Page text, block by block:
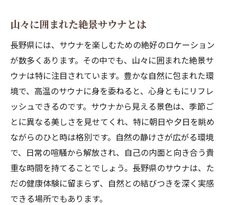
山々に囲まれた絶景サウナとは
長野県には、サウナを楽しむための絶好のロケーション
が数多くあります。その中でも、山々に囲まれた絶景サ
ウナは特に注目されています。豊かな自然に包まれた環
境で、高温のサウナに身を委ねると、心身ともにリフレ
ッシュできるのです。サウナから見える景色は、季節ご
とに異なる美しさを見せてくれ、特に朝日や夕日を眺め
ながらのひと時は格別です。自然の静けさが広がる環境
で、日常の喧騒から解放され、自己の内面と向き合う貴
重な時間を持てることでしょう。長野県のサウナは、た
だの健康体験に留まらず、自然との結びつきを深く実感
できる場所でもあります。